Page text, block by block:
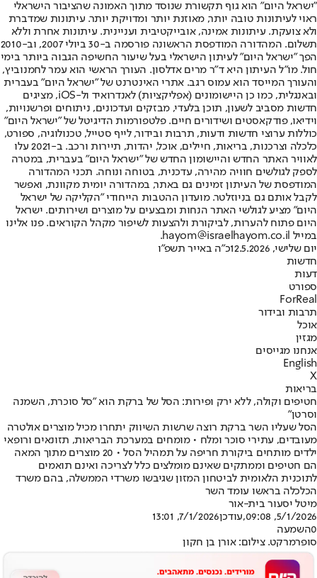
"ישראל היום" הוא גוף תקשורת שנוסד מתוך האמונה שהציבור הישראלי
ראוי לעיתונות טובה יותר, מאוזנת יותר ומדויקת יותר. עיתונות שמדברת
ולא צועקת. עיתונות אמינה, אובייקטיבית ועניינית. עיתונות אחרת וללא
תשלום. המהדורה המודפסת הראשונה פורסמה ב-30 ביולי 2007, וב-2010
הפך "ישראל היום" לעיתון הישראלי בעל שיעור החשיפה הגבוה ביותר בימי
חול. מו"ל העיתון היא ד"ר מרים אדלסון. העורך הראשי הוא עמר לחמנוביץ,
והעורך המייסד הוא עמוס רגב. אתרי האינטרנט של "ישראל היום" בעברית
ובאנגלית, כמו כן היישומונים (אפליקציות) לאנדרואיד ול-iOS, מציגים
חדשות מסביב לשעון, תוכן בלעדי, מבזקים ועדכונים, ניתוחים ופרשנויות,
וידיאו, פודקאסטים ושידורים חיים. פלטפורמות הדיגיטל של "ישראל היום"
כוללות ערוצי חדשות ודעות, תרבות ובידור, לייף סטייל, טכנולוגיה, ספורט,
כלכלה וצרכנות, בריאות, חיילים, אוכל, יהדות, תיירות ורכב. ב-2021 עלו
לאוויר האתר החדש והיישומון החדש של "ישראל היום" בעברית, במטרה
לספק לגולשים חוויה מהירה, עדכנית, בטוחה ונוחה. תכני המהדורה
המודפסת של העיתון זמינים גם באתר, במהדורה יומית מקוונת, ואפשר
לקבל אותם גם בניוזלטר. מועדון ההטבות הייחודי "הקליקה של ישראל
היום" מציע לגולשי האתר הנחות ומבצעים על מוצרים ושירותים. ישראל
היום פתוח להערות, לביקורת ולהצעות לשיפור מקהל הקוראים. פנו אלינו
במייל hayom@israelhayom.co.il.
יום שלישי, 12.5.2026
כ"ה באייר תשפ"ו
חדשות
דעות
ספורט
ForReal
תרבות ובידור
אוכל
מגזין
אנחנו מגייסים
English
X
בריאות
חטיפים וקולה, ללא ירק ופירות: הסל של ברקת הוא "סל סוכרת, השמנה
וסרטן"
הסל שעליו השר ברקת רוצה שרשות השיווק יתחרו מכיל מוצרים אולטרה
מעובדים, עתירי סוכר ומלח • מומחים במערכת הבריאות, תזונאים ורופאי
ילדים מותחים ביקורת חריפה על תמהיל הסל • 20 מוצרים מתוך המאה
הם חטיפים וממתקים שאינם מומלצים כלל לצריכה ואינם תואמים
לתוכנית הלאומית לביטחון המזון שגיבשו משרדי הממשלה, בהם משרד
הכלכלה בראשו עומד השר
מיטל יסעור בית-אור
5/1/2026, 09:08
,עודכן7/1/2026, 13:01
0השמעה
סופרמרקט. צילום: אורן בן חקון